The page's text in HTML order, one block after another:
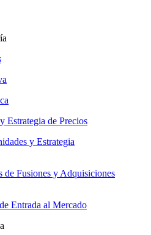
Estrategia de Precios
y Estrategia
de Fusiones y Adquisiciones
Entrada al Mercado